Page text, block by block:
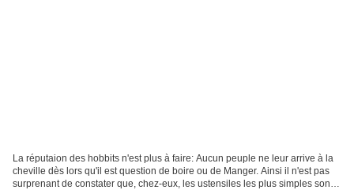
La réputaion des hobbits n'est plus à faire: Aucun peuple ne leur arrive à la
cheville dès lors qu'il est question de boire ou de Manger. Ainsi il n'est pas
surprenant de constater que, chez-eux, les ustensiles les plus simples sont